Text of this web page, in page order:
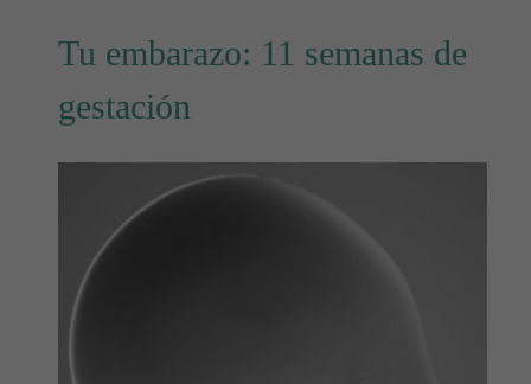
Tu embarazo: 11 semanas de
gestación